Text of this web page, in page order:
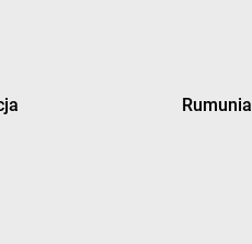
Rumunia